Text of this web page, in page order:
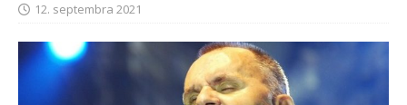
12. septembra 2021